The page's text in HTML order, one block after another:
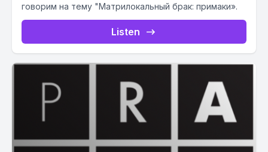
говорим на тему "Матрилокальный брак: примаки».
Listen